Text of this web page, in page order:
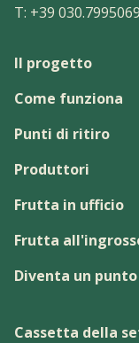
T: +39 030.7995069
Il progetto
Come funziona
Punti di ritiro
Produttori
Frutta in ufficio
Frutta
Diventa un
Cassetta della